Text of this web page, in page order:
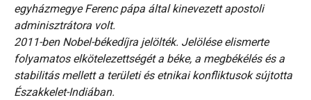
egyházmegye Ferenc pápa által kinevezett apostoli
adminisztrátora volt.
2011-ben Nobel-békedíjra jelölték. Jelölése elismerte
folyamatos elkötelezettségét a béke, a megbékélés és a
stabilitás mellett a területi és etnikai konfliktusok sújtotta
Északkelet-Indiában.